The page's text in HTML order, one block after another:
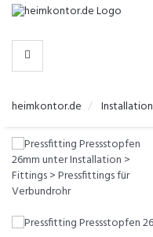
-
KATEGORIEN
heimkontor.de Installation